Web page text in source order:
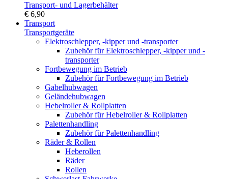
Transport- und Lagerbehälter
€ 6,90
Transport
Transportgeräte
Elektroschlepper, -kipper und -transporter
Zubehör für Elektroschlepper, -kipper und -
transporter
Fortbewegung im Betrieb
Zubehör für Fortbewegung im Betrieb
Gabelhubwagen
Geländehubwagen
Hebelroller & Rollplatten
Zubehör für Hebelroller & Rollplatten
Palettenhandling
Zubehör für Palettenhandling
Räder & Rollen
Heberollen
Räder
Rollen